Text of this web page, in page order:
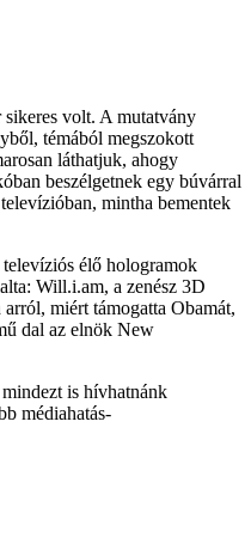
volt. A mutatvány
témából megszokott
láthatjuk, ahogy
beszélgetnek egy búvárral
mintha bementek
élő hologramok
Will.i.am, a zenész 3D
miért támogatta Obamát,
dal az elnök New
is hívhatnánk
médiahatás-